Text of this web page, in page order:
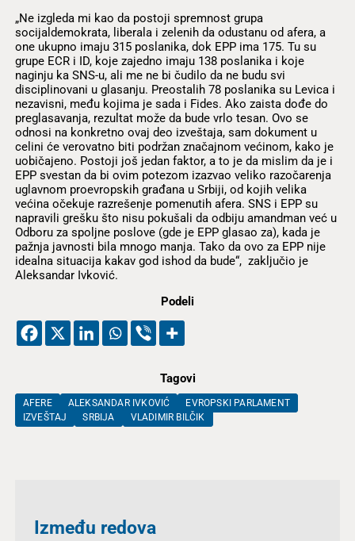
„Ne izgleda mi kao da postoji spremnost grupa
socijaldemokrata, liberala i zelenih da odustanu od afera, a
one ukupno imaju 315 poslanika, dok EPP ima 175. Tu su
grupe ECR i ID, koje zajedno imaju 138 poslanika i koje
naginju ka SNS-u, ali me ne bi čudilo da ne budu svi
disciplinovani u glasanju. Preostalih 78 poslanika su Levica i
nezavisni, među kojima je sada i Fides. Ako zaista dođe do
preglasavanja, rezultat može da bude vrlo tesan. Ovo se
odnosi na konkretno ovaj deo izveštaja, sam dokument u
celini će verovatno biti podržan značajnom većinom, kako je
uobičajeno. Postoji još jedan faktor, a to je da mislim da je i
EPP svestan da bi ovim potezom izazvao veliko razočarenja
uglavnom proevropskih građana u Srbiji, od kojih velika
većina očekuje razrešenje pomenutih afera. SNS i EPP su
napravili grešku što nisu pokušali da odbiju amandman već u
Odboru za spoljne poslove (gde je EPP glasao za), kada je
pažnja javnosti bila mnogo manja. Tako da ovo za EPP nije
idealna situacija kakav god ishod da bude“, zaključio je
Aleksandar Ivković.
Podeli
Tagovi
AFERE ALEKSANDAR IVKOVIĆ
EVROPSKI PARLAMENT
IZVEŠTAJ
SRBIJA VLADIMIR BILČIK
Između redova